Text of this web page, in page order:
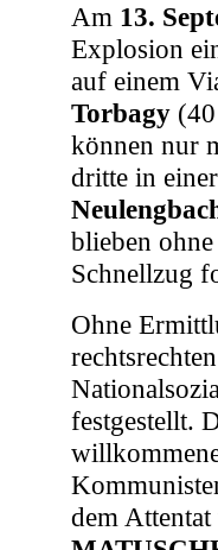
Am 13.
Explosion
auf einem
Torbagy(40
können nur
dritte in
blieben
Schnellzug
Ohne
festgestellt.
dem